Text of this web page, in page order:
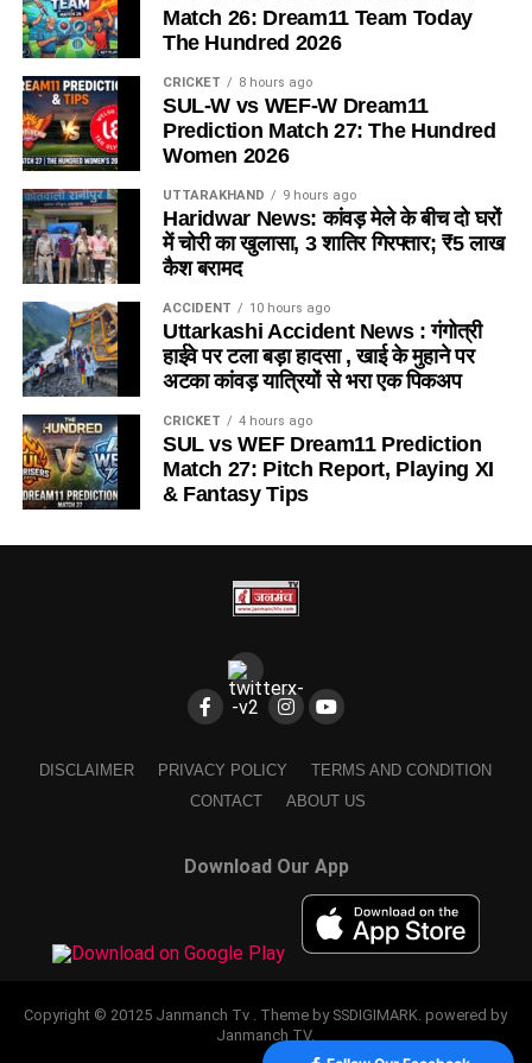
Match 26: Dream11 Team Today
The Hundred 2026
CRICKET 8 hours ago
SUL-W vs WEF-W Dream11
Prediction Match 27: The Hundred
Women 2026
UTTARAKHAND 9 hours ago
Haridwar News: कांवड़ मेले के बीच दो घरों
में चोरी का खुलासा, 3 शातिर गिरफ्तार; ₹5 लाख
कैश बरामद
ACCIDENT 10 hours ago
Uttarkashi Accident News : गंगोत्री
हाईवे पर टला बड़ा हादसा , खाई के मुहाने पर
अटका कांवड़ यात्रियों से भरा एक पिकअप
CRICKET 4 hours ago
SUL vs WEF Dream11 Prediction
Match 27: Pitch Report, Playing XI
& Fantasy Tips
DISCLAIMER PRIVACY POLICY
TERMS AND CONDITION
CONTACT
ABOUT US
Download Our App
Copyright © 20125 Janmanch Tv . Theme by SSDIGIMARK. powered by
Janmanch TV.